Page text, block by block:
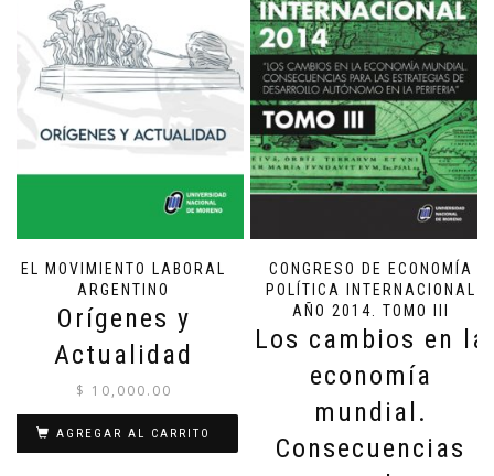
EL MOVIMIENTO LABORAL
ARGENTINO
Orígenes y
Actualidad
$ 10,000.00
AGREGAR AL CARRITO
CONGRESO DE ECONOMÍA
POLÍTICA INTERNACIONAL
AÑO 2014. TOMO III
Los cambios en la
economía
mundial.
Consecuencias